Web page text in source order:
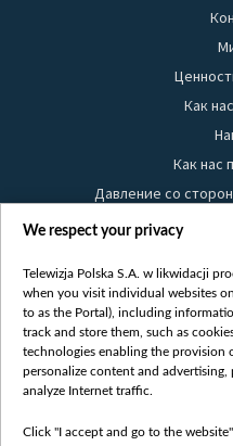
Как
Как нас
Давление со
Правила
We respect your privacy
Telewizja Polska S.A. w likwidacji
when you visit individual websites
to as the Portal), including
track and store them, such as
technologies enabling the provision
personalize content and advertising,
analyze Internet traffic.
Click "I accept and go to the